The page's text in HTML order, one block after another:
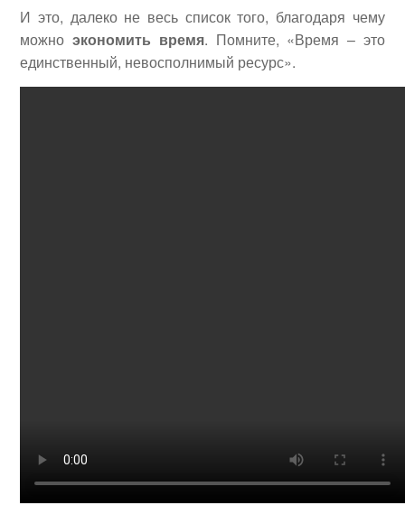
И это, далеко не весь список того, благодаря чему
можноэкономить время. Помните, «Время – это
единственный, невосполнимый ресурс».